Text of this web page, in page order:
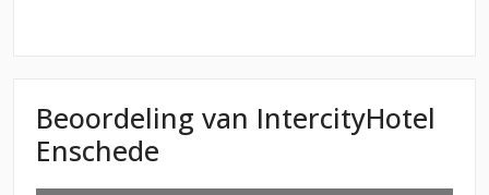
Beoordeling van IntercityHotel
Enschede